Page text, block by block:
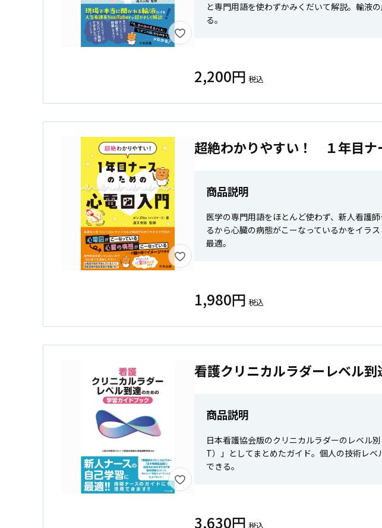
と専門用語を使わずかみくだいて解説。輸液
る。
2,200円 税込
超絶わかりやすい！ １年目ナ
商品説明
医学の専門用語をほとんど使わず、新人看護
るから心臓の病態がこーなっているかをイラ
最適。
1,980円 税込
看護クリニカルラダーレベル
商品説明
日本看護協会版のクリニカルラダーのレベル
T）」としてまとめたガイド。個人の技術レ
できる。
3,630円 税込